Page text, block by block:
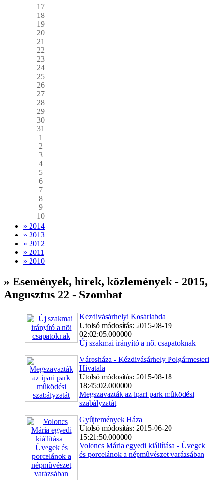
17
18
19
20
21
22
23
24
25
26
27
28
29
30
31
1
2
3
4
5
6
7
8
9
10
» 2014
» 2013
» 2012
» 2011
» 2010
» Események, hírek, közlemények - 2015,
Augusztus 22 - Szombat
Kézdivásárhelyi Kosárlabda
Utolsó módosítás: 2015-08-19
02:02:05.000000
Új szakmai irányító a nõi csapatoknak
Városháza - Kézdivásárhely Polgármesteri
Hivatala
Utolsó módosítás: 2015-08-18
18:45:02.000000
Megszavazták az ipari park mûködési
szabályzatát
Gyûjtemények Háza
Utolsó módosítás: 2015-06-20
15:21:50.000000
Voloncs Mária egyedi kiállítása - Üvegek
és porcelánok a népmûvészet varázsában